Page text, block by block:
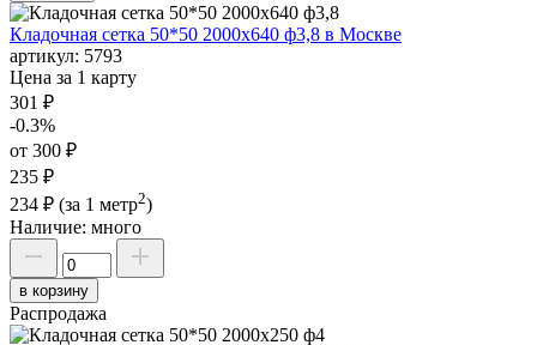
Кладочная сетка 50*50 2000х640 ф3,8 в Москве
артикул: 5793
Цена за 1 карту
301 ₽
-0.3%
от 300 ₽
235 ₽
234 ₽ (за 1 метр2)
Наличие: много
в корзину
Распродажа